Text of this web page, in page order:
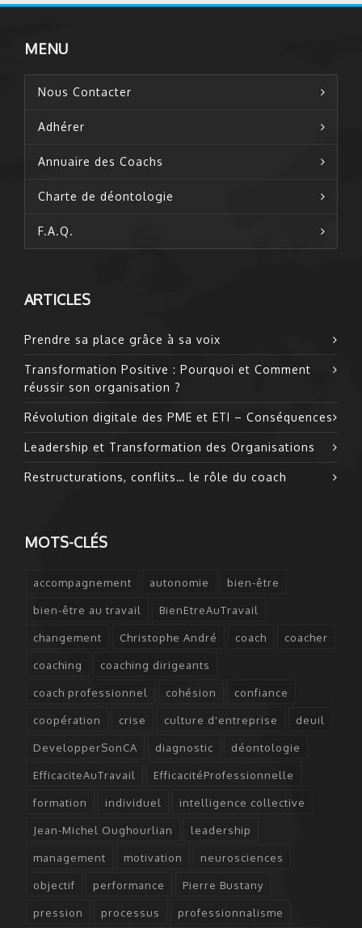
MENU
Nous Contacter
Adhérer
Annuaire des Coachs
Charte de déontologie
F.A.Q.
ARTICLES
Prendre sa place grâce à sa voix
Transformation Positive : Pourquoi et Comment
réussir son organisation ?
Révolution digitale des PME et ETI – Conséquences
Leadership et Transformation des Organisations
Restructurations, conflits… le rôle du coach
MOTS-CLÉS
accompagnement autonomie bien-être
bien-être au travail BienEtreAuTravail
changement Christophe André coach coacher
coaching coaching dirigeants
coach professionnel cohésion confiance
coopération crise culture d'entreprise deuil
DevelopperSonCA diagnostic déontologie
EfficaciteAuTravail EfficacitéProfessionnelle
formation individuel intelligence collective
Jean-Michel Oughourlian leadership
management motivation neurosciences
objectif performance Pierre Bustany
pression processus professionnalisme